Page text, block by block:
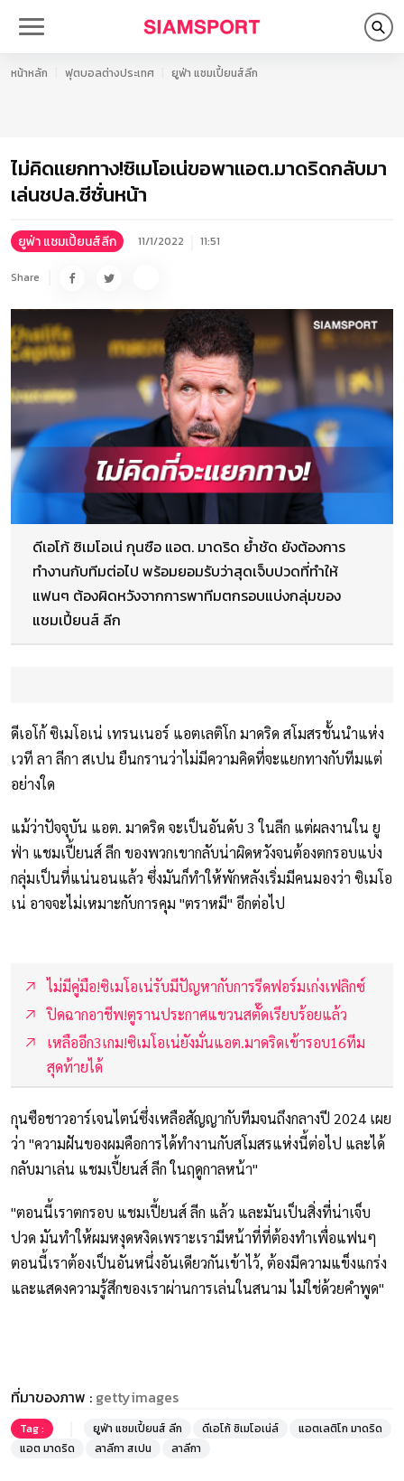
หน้าหลัก ฟุตบอลต่างประเทศ ยูฟ่า แชมเปี้ยนส์ลีก
ไม่คิดแยกทาง!ซิเมโอเน่ขอพาแอต.มาดริดกลับมา
เล่นชปล.ซีซั่นหน้า
ยูฟ่า แชมเปี้ยนส์ลีก 11/1/2022 11:51
Share
ดีเอโก้ ซิเมโอเน่ กุนซือ แอต. มาดริด ย้ำชัด ยังต้องการ
ทำงานกับทีมต่อไป พร้อมยอมรับว่าสุดเจ็บปวดที่ทำให้
แฟนๆ ต้องผิดหวังจากการพาทีมตกรอบแบ่งกลุ่มของ
แชมเปี้ยนส์ ลีก
ดีเอโก้ ซิเมโอเน่ เทรนเนอร์ แอตเลติโก มาดริด สโมสรชั้นนำแห่ง
เวที ลา ลีกา สเปน ยืนกรานว่าไม่มีความคิดที่จะแยกทางกับทีมแต่
อย่างใด
แม้ว่าปัจจุบัน แอต. มาดริด จะเป็นอันดับ 3 ในลีก แต่ผลงานใน ยู
ฟ่า แชมเปี้ยนส์ ลีก ของพวกเขากลับน่าผิดหวังจนต้องตกรอบแบ่ง
กลุ่มเป็นที่แน่นอนแล้ว ซึ่งมันก็ทำให้พักหลังเริ่มมีคนมองว่า ซิเมโอ
เน่ อาจจะไม่เหมาะกับการคุม "ตราหมี" อีกต่อไป
ไม่มีคู่มือ!ซิเมโอเน่รับมีปัญหากับการรีดฟอร์มเก่งเฟลิกซ์
ปิดฉากอาชีพ!ตูรานประกาศแขวนสตั๊ดเรียบร้อยแล้ว
เหลืออีก3เกม!ซิเมโอเน่ยังมั่นแอต.มาดริดเข้ารอบ16ทีม
สุดท้ายได้
กุนซือชาวอาร์เจนไตน์ซึ่งเหลือสัญญากับทีมจนถึงกลางปี 2024 เผย
ว่า "ความฝันของผมคือการได้ทำงานกับสโมสรแห่งนี้ต่อไป และได้
กลับมาเล่น แชมเปี้ยนส์ ลีก ในฤดูกาลหน้า"
"ตอนนี้เราตกรอบ แชมเปี้ยนส์ ลีก แล้ว และมันเป็นสิ่งที่น่าเจ็บ
ปวด มันทำให้ผมหงุดหงิดเพราะเรามีหน้าที่ที่ต้องทำเพื่อแฟนๆ
ตอนนี้เราต้องเป็นอันหนึ่งอันเดียวกันเข้าไว้, ต้องมีความแข็งแกร่ง
และแสดงความรู้สึกของเราผ่านการเล่นในสนาม ไม่ใช่ด้วยคำพูด"
ที่มาของภาพ : gettyimages
Tag : ยูฟ่า แชมเปี้ยนส์ ลีก ดีเอโก้ ซิเมโอเน่ล์
แอตเลติโก มาดริด
แอต มาดริด
ลาลีกา สเปน ลาลีกา